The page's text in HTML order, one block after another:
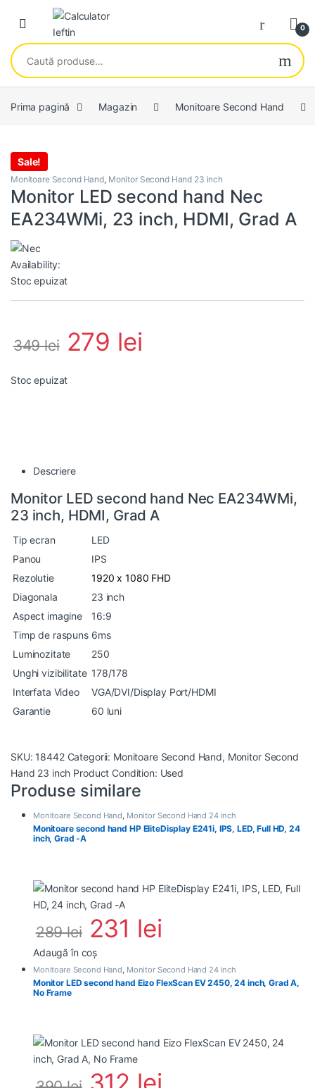
Skip to navigation
Skip to content
Open 0
Caută după:
Prima pagină Magazin Monitoare Second Hand
Sale!
Monitoare Second Hand, Monitor Second Hand 23 inch
Monitor LED second hand Nec
EA234WMi, 23 inch, HDMI, Grad A
Availability:
Stoc epuizat
349lei 279 lei
Stoc epuizat
Descriere
Monitor LED second hand Nec EA234WMi,
23 inch, HDMI, Grad A
Tip ecran
LED
Panou
IPS
Rezolutie
1920 x 1080 FHD
Diagonala
23 inch
Aspect imagine
16:9
Timp de raspuns 6ms
Luminozitate
250
Unghi vizibilitate 178/178
Interfata Video
VGA/DVI/Display Port/HDMI
Garantie
60 luni
SKU: 18442 Categorii: Monitoare Second Hand, Monitor Second
Hand 23 inch Product Condition: Used
Produse similare
Monitoare Second Hand, Monitor Second Hand 24 inch
Monitoare second hand HP EliteDisplay E241i, IPS, LED, Full HD, 24
inch, Grad -A
289lei 231 lei
Adaugă în coș
Monitoare Second Hand, Monitor Second Hand 24 inch
Monitor LED second hand Eizo FlexScan EV 2450, 24 inch, Grad A,
No Frame